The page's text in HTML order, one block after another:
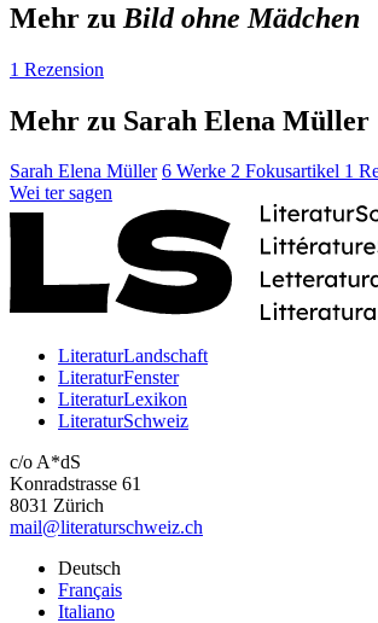
Mehr zu Bild ohne Mädchen
1 Rezension
Mehr zu Sarah Elena Müller
Sarah Elena Müller 6 Werke 2 Fokusartikel 1
Wei ter sagen
LiteraturLandschaft
LiteraturFenster
LiteraturLexikon
LiteraturSchweiz
c/o A*dS
Konradstrasse 61
8031 Zürich
mail@literaturschweiz.ch
Deutsch
Français
Italiano